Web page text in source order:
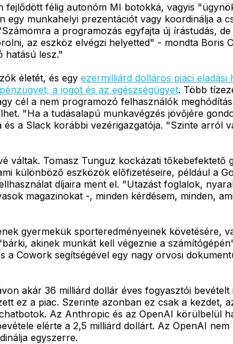
félig autonóm MI botokká, vagyis
munkahelyi prezentációt vagy koordinálja a
a programozás egyfajta új írástudás,
az eszköz elvégzi helyetted" - mondta Boris
hatású lesz."
életét, és egy ezermilliárd dolláros piaci eladási
a jogot és az egészségügyet. Több
cél a nem programozó felhasználók
"Ha a tudásalapú munkavégzés jövőjére
a Slack korábbi vezérigazgatója. "Szinte
váltak. Tomasz Tunguz kockázati
különböző eszközök előfizetéseire, például a
díjaira ment el. "Utazást foglalok,
magazinokat -, minden kérdésem, minden,
gyermekük sporteredményeinek követésére,
akinek munkát kell végeznie a
Cowork segítségével egy nagy orvosi
akár 36 milliárd dollár éves fogyasztói
ez a piac. Szerinte azonban ez csak a kezdet,
Az Anthropic és az OpenAI körülbelül
elérte a 2,5 milliárd dollárt. Az OpenAI
egyszerre.